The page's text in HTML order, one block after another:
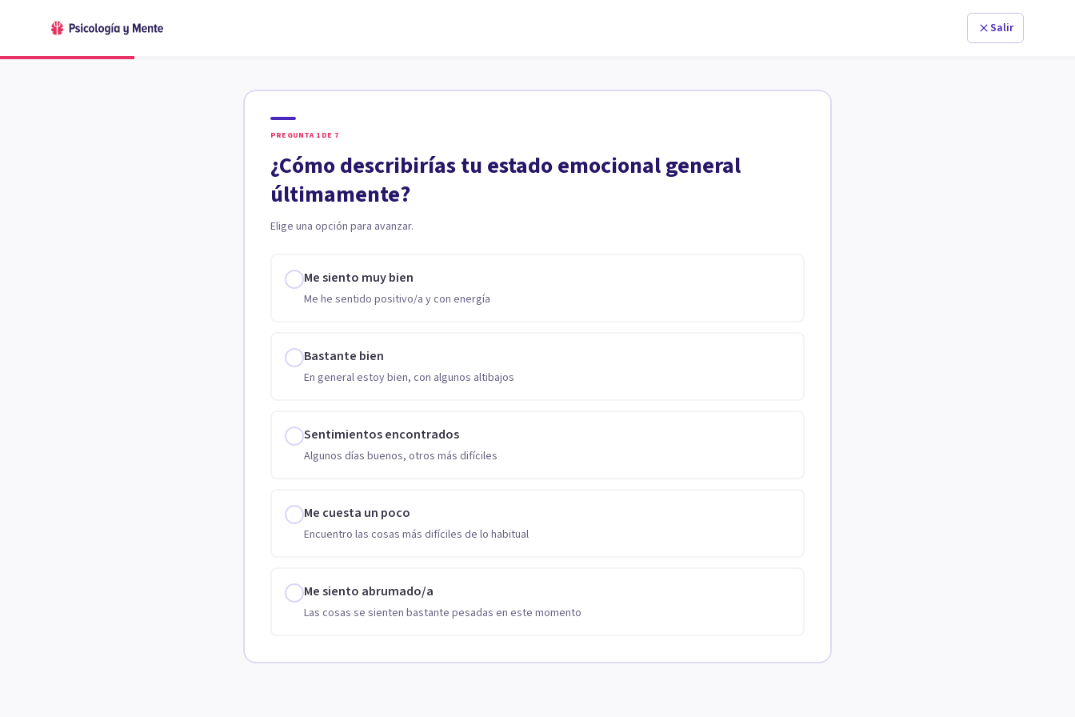
Salir
PREGUNTA 1 DE 7
¿Cómo describirías tu estado emocional general
últimamente?
Elige una opción para avanzar.
Me siento muy bien
Me he sentido positivo/a y con energía
Bastante bien
En general estoy bien, con algunos altibajos
Sentimientos encontrados
Algunos días buenos, otros más difíciles
Me cuesta un poco
Encuentro las cosas más difíciles de lo habitual
Me siento abrumado/a
Las cosas se sienten bastante pesadas en este momento